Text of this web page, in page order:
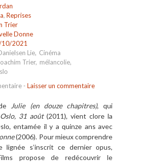
, Reprises
Trier
Donne
10/2021
Lie, Cinéma
Trier, mélancolie,
- Laisser un commentaire
Julie (en douze chapitres), qui
Oslo, 31 août (2011), vient clore la
entamée il y a quinze ans avec
(2006). Pour mieux comprendre
lignée s’inscrit ce dernier opus,
propose de redécouvrir le